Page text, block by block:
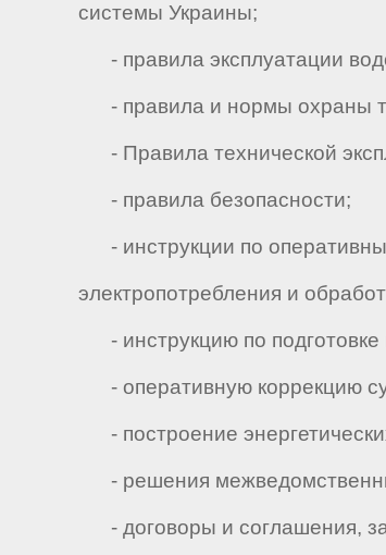
системы Украины;
- правила эксплуатации
- правила и нормы охраны
- Правила технической
- правила безопасности;
- инструкции по
электропотребления и
- инструкцию по
- оперативную коррекцию
- построение
- решения
- договоры и соглашения,